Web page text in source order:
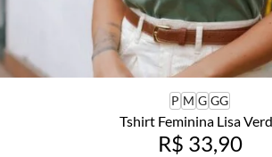
P M G GG
Tshirt Feminina Lisa
R$ 33,90